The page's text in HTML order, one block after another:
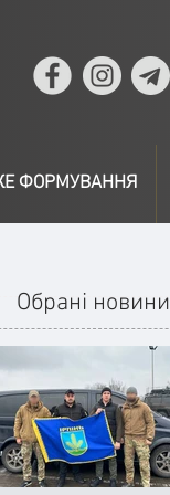
ФОРМУВАННЯ
Обрані новини